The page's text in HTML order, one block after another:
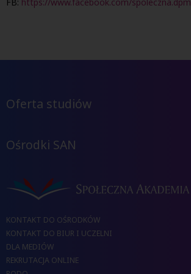
Oferta studiów
Ośrodki SAN
KONTAKT DO OŚRODKÓW
KONTAKT DO BIUR I UCZELNI
DLA MEDIÓW
REKRUTACJA ONLINE